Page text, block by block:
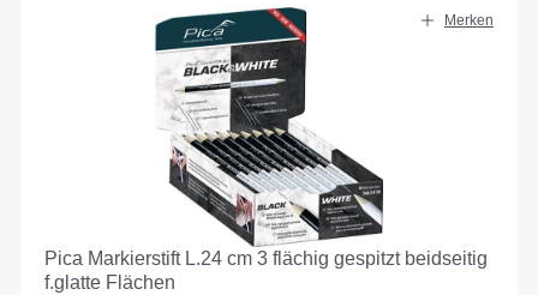
Merken
Pica Markierstift L.24 cm 3 flächig gespitzt beidseitig
f.glatte Flächen